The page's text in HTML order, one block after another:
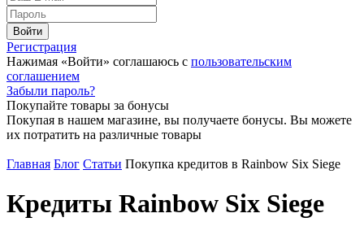
Войти
Регистрация
Нажимая «Войти» соглашаюсь с пользовательским
соглашением
Забыли пароль?
Покупайте товары за бонусы
Покупая в нашем магазине, вы получаете бонусы. Вы можете
их потратить на различные товары
Главная Блог Статьи Покупка кредитов в Rainbow Six Siege
Кредиты Rainbow Six Siege